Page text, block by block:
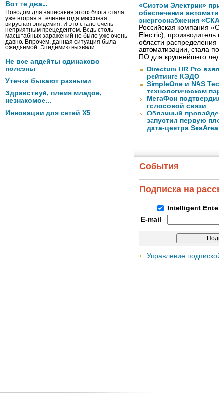
Вот те два...
Поводом для написания этого блога стала
уже вторая в течение года массовая
вирусная эпидемия. И это стало очень
неприятным прецедентом. Ведь столь
масштабных заражений не было уже очень
давно. Впрочем, данная ситуация была
ожидаемой. Эпидемию вызвали …
Не все апдейты одинаково
полезны
Утечки бывают разными
Здравствуй, племя младое,
незнакомое...
Инновации для сетей X5
«Систэм Электрик»
обеспечении
энергоснабжения
Российская компания
Electric),
области распределения
автоматизации, стала
ПО для крупнейшего
Directum HR Pro
рейтинге КЭДО
SimpleOne и NAS
технологическом
МегаФон
голосовой связи
Облачный
запустил первую
дата-центра
События
Подписка на
Intelligent
E-mail
Управление